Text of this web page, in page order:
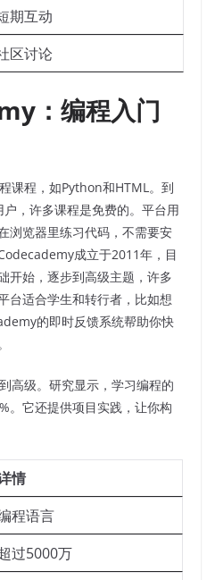
期互动
区讨论
：编程入门
课程，如Python和HTML。到
，许多课程是免费的。平台用
浏览器里练习代码，不需要安
成立于2011年，目
开始，逐步到高级主题，许多
台适合学生和转行者，比如想
的即时反馈系统帮助你快
高级。研究显示，学习编程的
。它还提供项目实践，让你构
情
程语言
过5000万